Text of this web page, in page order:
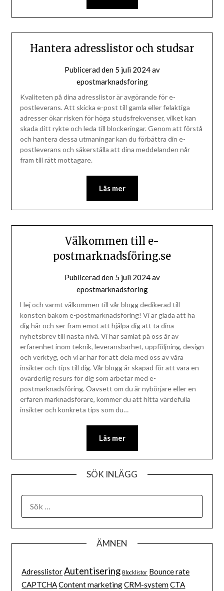
Hantera adresslistor och studsar
Publicerad den 5 juli 2024av
epostmarknadsforing
Kvaliteten på dina adresslistor är avgörande för e-
postleverans. Att skicka e-post till gamla eller felaktiga
adresser ökar risken för höga studsfrekvenser, vilket kan
skada ditt rykte och leda till blockeringar. Genom att förstå
och hantera dessa utmaningar kan du förbättra din e-
postleverans och säkerställa att dina meddelanden når
fram till rätt mottagare.
Läs mer
Välkommen till e-
postmarknadsföring.se
Publicerad den 5 juli 2024av
epostmarknadsforing
Hej och varmt välkommen till vår blogg dedikerad till
konsten bakom e-postmarknadsföring! Vi är glada att ha
dig här och ser fram emot att hjälpa dig att ta dina
nyhetsbrev till nästa nivå. Vi har samlat på oss år av
erfarenhet inom teknik, leveransbarhet, uppföljning, design
och verktyg, och vi är här för att dela med oss av våra
insikter och tips till dig. Vår blogg är skapad för att vara en
ovärderlig resurs för dig som arbetar med e-
postmarknadsföring. Oavsett om du är nybörjare eller en
erfaren marknadsförare, kommer du att hitta värdefulla
insikter och konkreta tips som du…
Läs mer
SÖK INLÄGG
ÄMNEN
AdresslistorAutentisering Blocklistor Bounce rate
CAPTCHAContent marketingCRM-systemCTA